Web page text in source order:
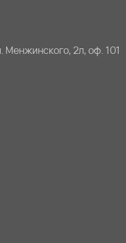
Менжинского, 2л, оф. 101